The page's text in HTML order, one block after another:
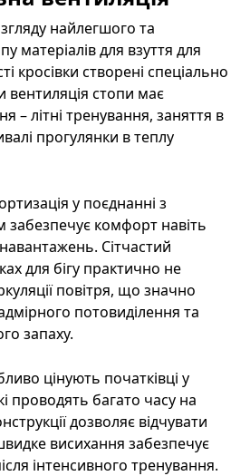
найлегшого та
матеріалів для взуття для
кросівки створені спеціально
вентиляція стопи має
– літні тренування, заняття в
прогулянки в теплу
у поєднанні з
комфорт навіть
Сітчастий
для бігу практично не
повітря, що значно
потовиділення та
запаху.
цінують початківці у
проводять багато часу на
дозволяє відчувати
висихання забезпечує
інтенсивного тренування.